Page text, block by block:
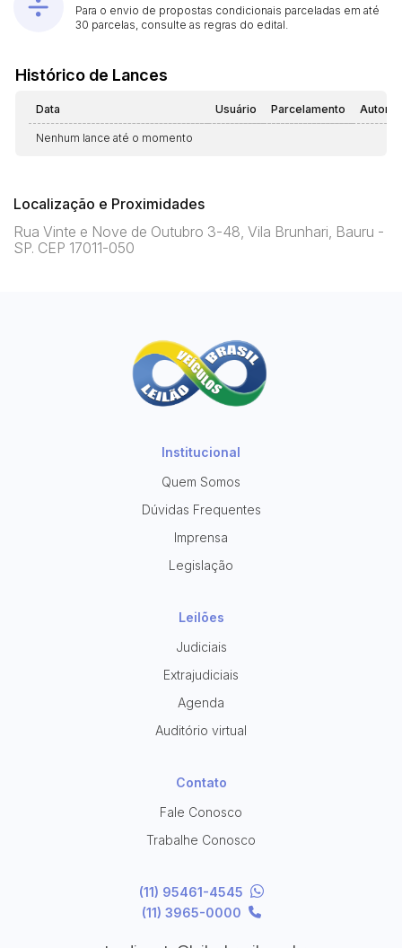
Para o envio de propostas condicionais parceladas em até
30 parcelas, consulte as regras do edital.
Histórico de Lances
Data Usuário Parcelamento
Nenhum lance até o momento
Localização e Proximidades
Rua Vinte e Nove de Outubro 3-48, Vila Brunhari, Bauru -
SP. CEP 17011-050
Institucional
Quem Somos
Dúvidas Frequentes
Imprensa
Legislação
Leilões
Judiciais
Extrajudiciais
Agenda
Auditório virtual
Contato
Fale Conosco
Trabalhe Conosco
(11) 95461-4545
(11) 3965-0000